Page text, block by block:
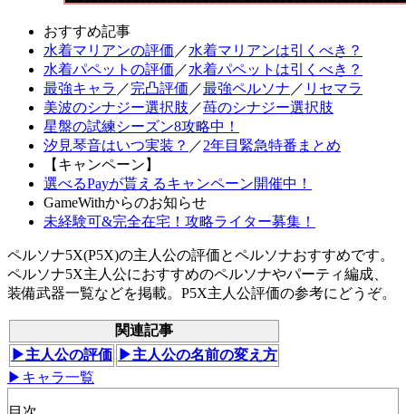
おすすめ記事
水着マリアンの評価 ／水着マリアンは引くべき？
水着パペットの評価 ／水着パペットは引くべき？
最強キャラ ／完凸評価 ／最強ペルソナ ／ リセマラ
美波のシナジー選択肢 ／苺のシナジー選択肢
星盤の試練シーズン8攻略中！
汐見琴音はいつ実装？ ／2年目緊急特番まとめ
【キャンペーン】
選べるPayが貰えるキャンペーン開催中！
GameWithからのお知らせ
未経験可&完全在宅！攻略ライター募集！
ペルソナ5X(P5X)の主人公の評価とペルソナおすすめです。
ペルソナ5X主人公におすすめのペルソナやパーティ編成、
装備武器一覧などを掲載。P5X主人公評価の参考にどうぞ。
関連記事
▶主人公の評価
▶主人公の名前の変え方
▶キャラ一覧